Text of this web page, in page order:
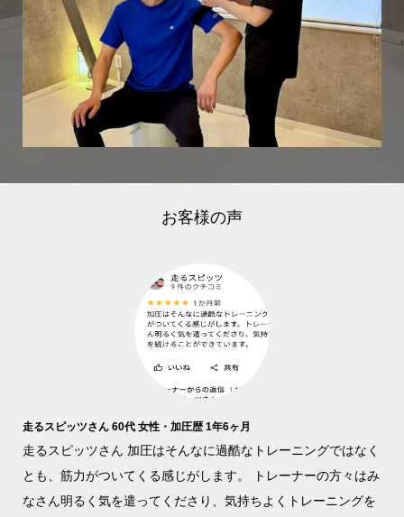
お客様の声
走るスピッツさん 60代 女性・加圧歴 1年6ヶ月
走るスピッツさん 加圧はそんなに過酷なトレーニングではなく
とも、筋力がついてくる感じがします。 トレーナーの方々はみ
なさん明るく気を遣ってくださり、気持ちよくトレーニングを